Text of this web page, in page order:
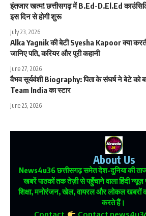
इंतजार खत्म! छत्तीसगढ़ में B.Ed-D.El.Ed
इस दिन से होगी शुरू
July 23, 2026
Alka Yagnik की बेटी Syesha Kapoor क्या
जानिए पति, करियर और पूरी कहानी
June 27, 2026
वैभव सूर्यवंशी Biography: पिता के संघर्ष ने बेटे को
Team India का स्टार
June 25, 2026
About Us
News4u36छत्तीसगढ़ समेत देश-दुनिया की
खबरें पाठकों तक तेज़ी से पहुँचाने वाला हिंदी न्यूज़
शिक्षा, मनोरंजन, खेल, वायरल और लोकल खबरों
करते हैं।